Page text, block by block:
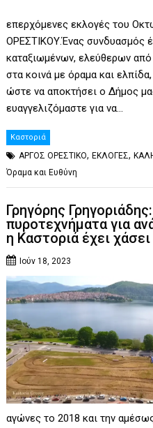
επερχόμενες εκλογές του
ΟΡΕΣΤΙΚΟΥ.Ένας συνδυασμός
καταξιωμένων, ελεύθερων
στα κοινά με όραμα και
ώστε να αποκτήσει ο Δήμος
ευαγγελιζόμαστε για να…
Καστοριά
ΑΡΓΟΣ ΟΡΕΣΤΙΚΟ,ΕΚΛΟΓΕΣ,
Όραμα και Ευθύνη
Γρηγόρης
πυροτεχνήματα για
η Καστοριά έχει
Ιούν 18, 2023
αγώνες το 2018 και την